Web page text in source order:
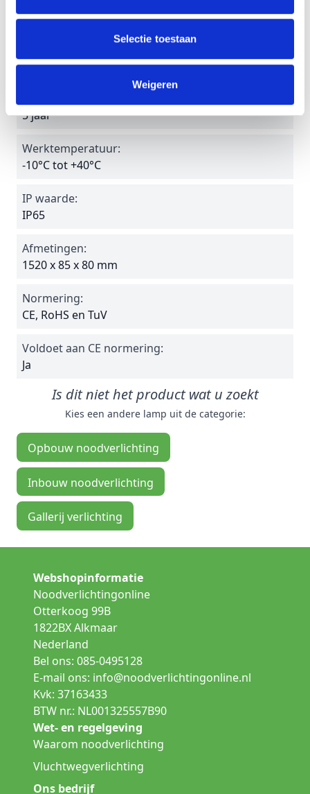
Selectie toestaan
Weigeren
Gallerijverlichting
50.000 branduren
5 jaar
Werktemperatuur:
-10°C tot +40°C
IP waarde:
IP65
Afmetingen:
1520 x 85 x 80 mm
Normering:
CE, RoHS en TuV
Voldoet aan CE normering:
Ja
Is dit niet het product wat u zoekt
Kies een andere lamp uit de categorie:
Opbouw noodverlichting
Inbouw noodverlichting
Gallerij verlichting
Webshopinformatie
Noodverlichtingonline
Otterkoog 99B
1822BX Alkmaar
Nederland
Bel ons: 085-0495128
E-mail ons: info@noodverlichtingonline.nl
Kvk: 37163433
BTW nr.: NL001325557B90
Wet- en regelgeving
Waarom noodverlichting
Vluchtwegverlichting
Ons bedrijf